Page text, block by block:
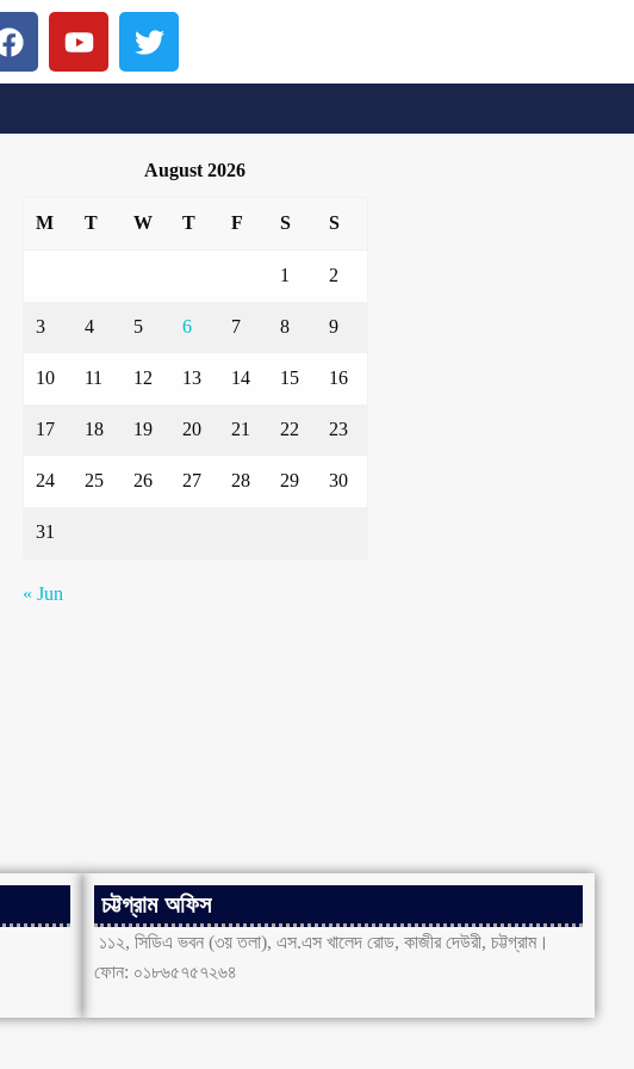
August 2026
M T W T F S S
1 2
3 4 5 6 7 8 9
10 11 12 13 14 15 16
17 18 19 20 21 22 23
24 25 26 27 28 29 30
31
« Jun
চট্টগ্রাম অফিস
১১২, সিডিএ ভবন (৩য় তলা), এস.এস খালেদ রোড, কাজীর দেউরী, চট্টগ্রাম।
ফোন: ০১৮৬৫৭৫৭২৬৪